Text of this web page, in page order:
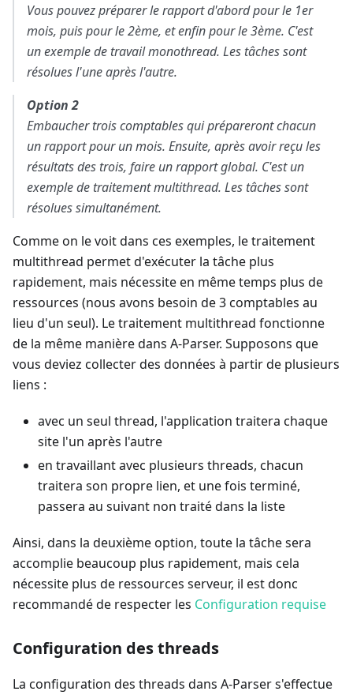
Vous pouvez préparer le rapport d'abord pour le 1er
mois, puis pour le 2ème, et enfin pour le 3ème. C'est
un exemple de travail monothread. Les tâches sont
résolues l'une après l'autre.
Option 2
Embaucher trois comptables qui prépareront chacun
un rapport pour un mois. Ensuite, après avoir reçu les
résultats des trois, faire un rapport global. C'est un
exemple de traitement multithread. Les tâches sont
résolues simultanément.
Comme on le voit dans ces exemples, le traitement
multithread permet d'exécuter la tâche plus
rapidement, mais nécessite en même temps plus de
ressources (nous avons besoin de 3 comptables au
lieu d'un seul). Le traitement multithread fonctionne
de la même manière dans A-Parser. Supposons que
vous deviez collecter des données à partir de plusieurs
liens :
avec un seul thread, l'application traitera chaque
site l'un après l'autre
en travaillant avec plusieurs threads, chacun
traitera son propre lien, et une fois terminé,
passera au suivant non traité dans la liste
Ainsi, dans la deuxième option, toute la tâche sera
accomplie beaucoup plus rapidement, mais cela
nécessite plus de ressources serveur, il est donc
recommandé de respecter les Configuration requise
Configuration des threads
La configuration des threads dans A-Parser s'effectue